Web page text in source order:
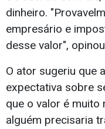
dinheiro.
empresário e
desse valor",
O ator sugeriu que
expectativa sobre
que o valor é muito
alguém precisaria